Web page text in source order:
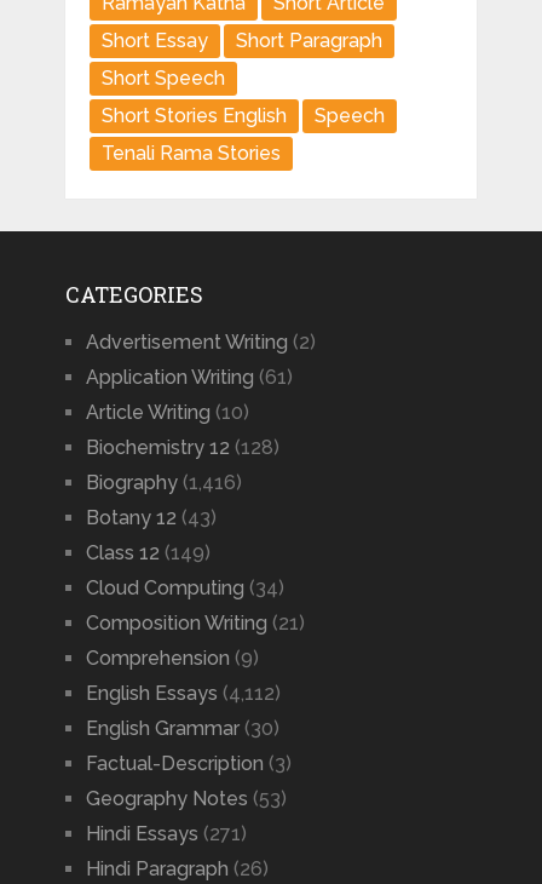
Short Essay
Short Paragraph
Short Speech
Short Stories English
Speech
Tenali Rama Stories
CATEGORIES
Advertisement Writing (2)
Application Writing (61)
Article Writing (10)
Biochemistry 12 (128)
Biography(1,416)
Botany 12 (43)
Class 12 (149)
Cloud Computing (34)
Composition Writing (21)
Comprehension (9)
English Essays (4,112)
English Grammar(30)
Factual-Description (3)
Geography Notes (53)
Hindi Essays (271)
Hindi Paragraph (26)